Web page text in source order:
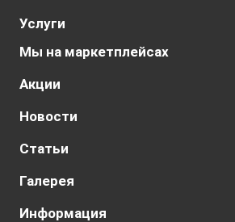
Услуги
Мы на маркетплейсах
Акции
Новости
Статьи
Галерея
Информация